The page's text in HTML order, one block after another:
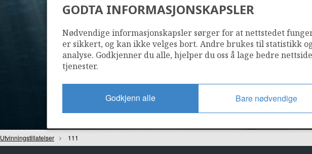
111
Utvinningstillatelser 111
GODTA INFORMASJONSKAPSLER
Nødvendige informasjonskapsler sørger for at nettstedet
er sikkert, og kan ikke velges bort. Andre brukes til statistikk
analyse. Godkjenner du alle, hjelper du oss å lage bedre
tjenester.
Godkjenn alle Bare nødvendige